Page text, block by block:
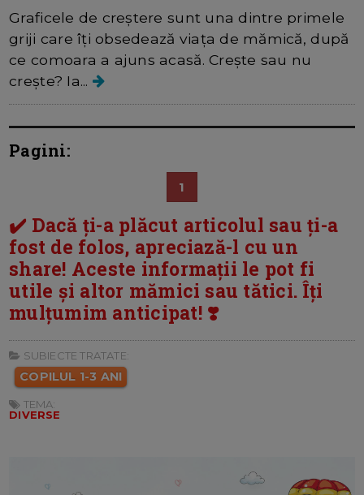
Graficele de creștere sunt una dintre primele
griji care îți obsedează viața de mămică, după
ce comoara a ajuns acasă. Crește sau nu
crește? Ia...
Pagini:
1
✔️ Dacă ți-a plăcut articolul sau ți-a
fost de folos, apreciază-l cu un
share! Aceste informații le pot fi
utile și altor mămici sau tătici. Îți
mulțumim anticipat! ❣️
SUBIECTE TRATATE:
COPILUL 1-3 ANI
TEMA:
DIVERSE